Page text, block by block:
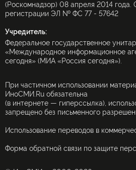
(Роскомнадзор) 08 апреля 2014 года.
регистрации ЭЛ № ФС 77 - 57642
Учредитель:
Федеральное государственное
«Международное информационное
сегодня» (МИА «Россия сегодня»).
При частичном использовании
ИноСМИ.Ru обязательна
(в интернете — гиперссылка),
запрещено без письменного
Использование переводов в
Форма обратной связи по защите